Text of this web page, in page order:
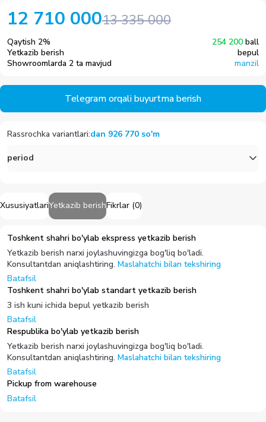
XususiyatlariYetkazib berishFikrlar (0)
Toshkent shahri bo'ylab ekspress yetkazib berish
Yetkazib berish narxi joylashuvingizga bog'liq bo'ladi.
Konsultantdan aniqlashtiring. Maslahatchi bilan tekshiring
Batafsil
Toshkent shahri bo'ylab standart yetkazib berish
3 ish kuni ichida bepul yetkazib berish
Batafsil
Respublika bo'ylab yetkazib berish
Yetkazib berish narxi joylashuvingizga bog'liq bo'ladi.
Konsultantdan aniqlashtiring. Maslahatchi bilan tekshiring
Batafsil
Pickup from warehouse
Batafsil
12 710 00013 335 000
Qaytish 2% 254 200 ball
Yetkazib berish
bepul
Showroomlarda 2 ta mavjud
manzil
Telegram orqali buyurtma berish
Rassrochka variantlari:dan 926 770 so'm
period